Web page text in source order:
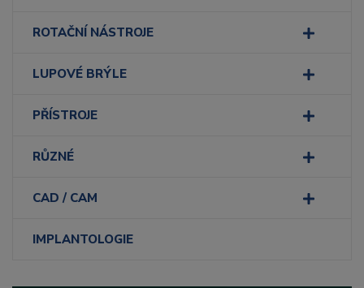
ROTAČNÍ NÁSTROJE
LUPOVÉ BRÝLE
PŘÍSTROJE
RŮZNÉ
CAD / CAM
IMPLANTOLOGIE